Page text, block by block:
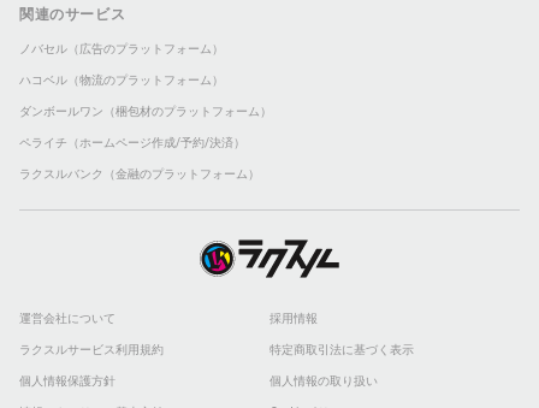
関連のサービス
ノバセル（広告のプラットフォーム）
ハコベル（物流のプラットフォーム）
ダンボールワン（梱包材のプラットフォーム）
ペライチ（ホームページ作成/予約/決済）
ラクスルバンク（金融のプラットフォーム）
運営会社について 採用情報
ラクスルサービス利用規約 特定商取引法に基づく表示
個人情報保護方針 個人情報の取り扱い